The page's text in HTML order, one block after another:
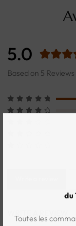
du
Toutes les
5.0
Based on 5 Reviews